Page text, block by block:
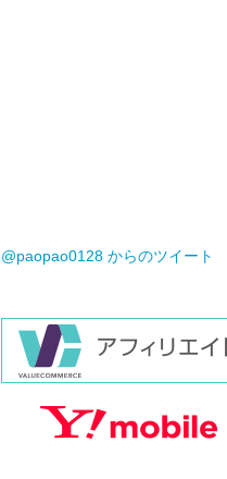
@paopao0128 からのツイート